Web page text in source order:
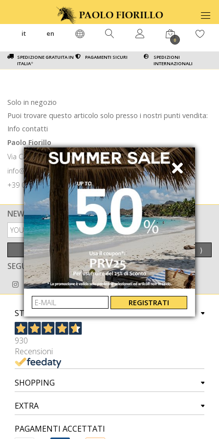
SPEDIZIONE GRATUITA IN
ITALIA*
PAGAMENTI SICURI
SPEDIZIONI
INTERNAZIONALI
it en
0
Solo in negozio
Puoi trovare questo articolo solo presso i nostri punti vendita:
Info contatti
Paolo Fiorillo
Via Calabritto 9 80121 Napoli
info@paolofiorillo.com
+39 081 1857 6024
NEWSLETTER
PRIVACY POLICY
INVIA ⟩
SEGUICI ANCHE SU
STORE
930
Recensioni
SHOPPING
EXTRA
PAGAMENTI ACCETTATI
REGISTRATI